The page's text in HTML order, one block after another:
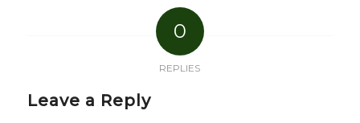
0
REPLIES
Leave a Reply